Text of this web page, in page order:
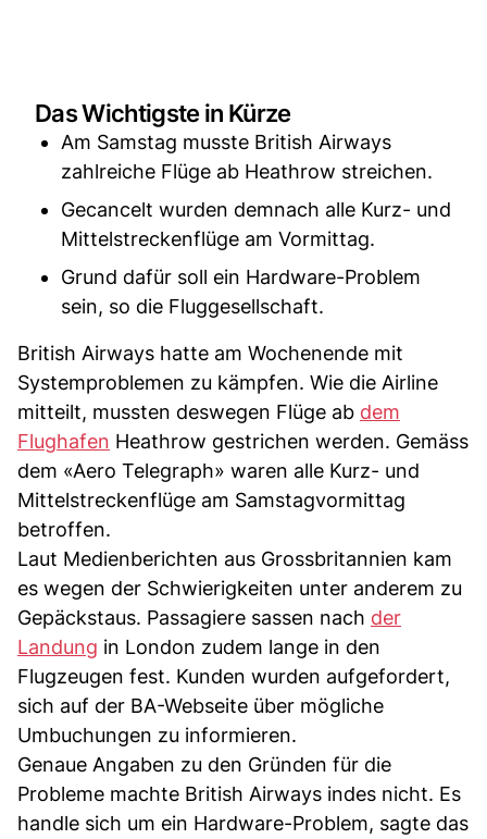
Das Wichtigste in Kürze
Am Samstag musste British Airways
zahlreiche Flüge ab Heathrow streichen.
Gecancelt wurden demnach alle Kurz- und
Mittelstreckenflüge am Vormittag.
Grund dafür soll ein Hardware-Problem
sein, so die Fluggesellschaft.
British Airways hatte am Wochenende mit
Systemproblemen zu kämpfen. Wie die Airline
mitteilt, mussten deswegen Flüge ab dem
Flughafen Heathrow gestrichen werden. Gemäss
dem «Aero Telegraph» waren alle Kurz- und
Mittelstreckenflüge am Samstagvormittag
betroffen.
Laut Medienberichten aus Grossbritannien kam
es wegen der Schwierigkeiten unter anderem zu
Gepäckstaus. Passagiere sassen nach der
Landung in London zudem lange in den
Flugzeugen fest. Kunden wurden aufgefordert,
sich auf der BA-Webseite über mögliche
Umbuchungen zu informieren.
Genaue Angaben zu den Gründen für die
Probleme machte British Airways indes nicht. Es
handle sich um ein Hardware-Problem, sagte das